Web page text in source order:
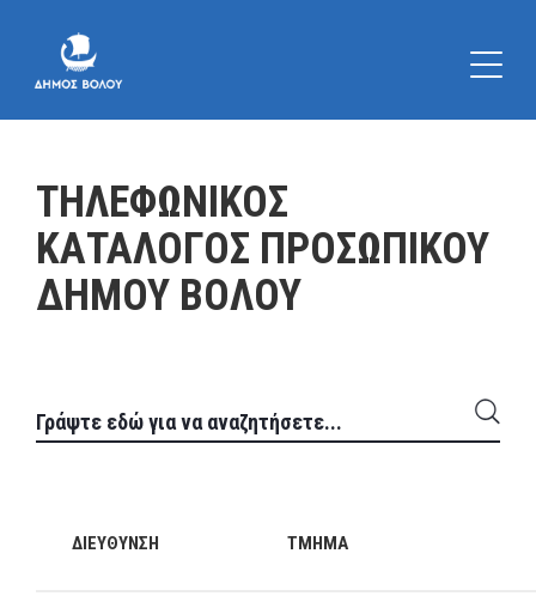
ΤΗΛΕΦΩΝΙΚΟΣ
ΚΑΤΑΛΟΓΟΣ ΠΡΟΣΩΠΙΚΟΥ
ΔΗΜΟΥ ΒΟΛΟΥ
ΔΙΕΥΘΥΝΣΗ ΤΜΗΜΑ